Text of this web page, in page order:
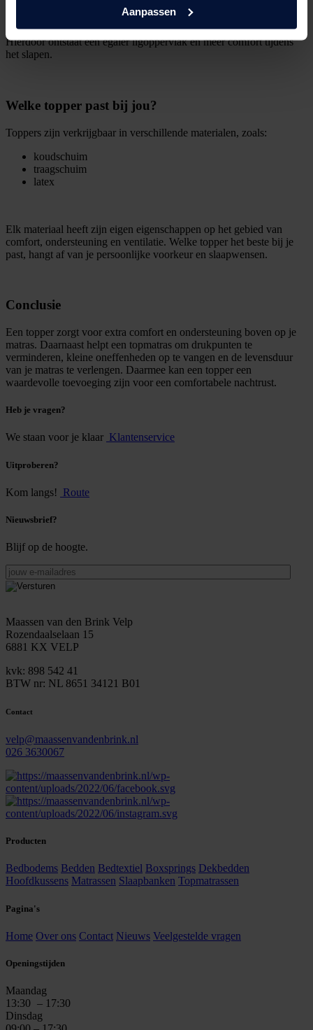
Aanpassen
Bij tweepersoonsbedden wordt een topper ook vaak gebruikt om de
overgang tussen twee matrassen minder voelbaar te maken.
Hierdoor ontstaat een egaler ligoppervlak en meer comfort tijdens
het slapen.
Welke topper past bij jou?
Toppers zijn verkrijgbaar in verschillende materialen, zoals:
koudschuim
traagschuim
latex
Elk materiaal heeft zijn eigen eigenschappen op het gebied van
comfort, ondersteuning en ventilatie. Welke topper het beste bij je
past, hangt af van je persoonlijke voorkeur en slaapwensen.
Conclusie
Een topper zorgt voor extra comfort en ondersteuning boven op je
matras. Daarnaast helpt een topmatras om drukpunten te
verminderen, kleine oneffenheden op te vangen en de levensduur
van je matras te verlengen. Daarmee kan een topper een
waardevolle toevoeging zijn voor een comfortabele nachtrust.
Heb je vragen?
We staan voor je klaar Klantenservice
Uitproberen?
Kom langs! Route
Nieuwsbrief?
Blijf op de hoogte.
jouw
e-
mailadres
Maassen van den Brink Velp
Rozendaalselaan 15
6881 KX VELP
kvk: 898 542 41
BTW nr: NL 8651 34121 B01
Contact
velp@maassenvandenbrink.nl
026 3630067
Producten
Bedbodems Bedden Bedtextiel Boxsprings Dekbedden
Hoofdkussens Matrassen Slaapbanken Topmatrassen
Pagina's
Home Over ons Contact Nieuws Veelgestelde vragen
Openingstijden
Maandag
13:30 – 17:30
Dinsdag